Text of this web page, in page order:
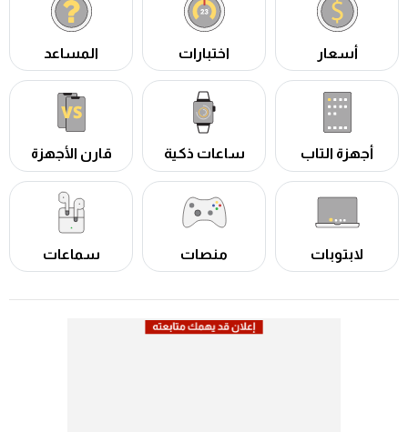
أسعار اختبارات المساعد
أجهزة التاب ساعات ذكية قارن الأجهزة
لابتوبات منصات سماعات